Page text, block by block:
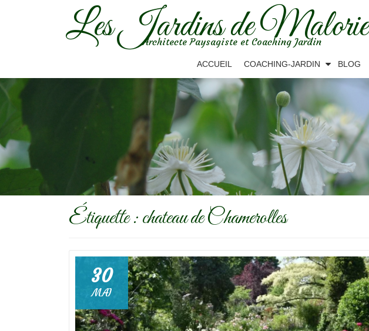
Les Jardins de Malorie
Architecte Paysagiste et Coaching Jardin
ACCUEIL COACHING-JARDIN BLOG
Étiquette :chateau de Chamerolles
30
MAI